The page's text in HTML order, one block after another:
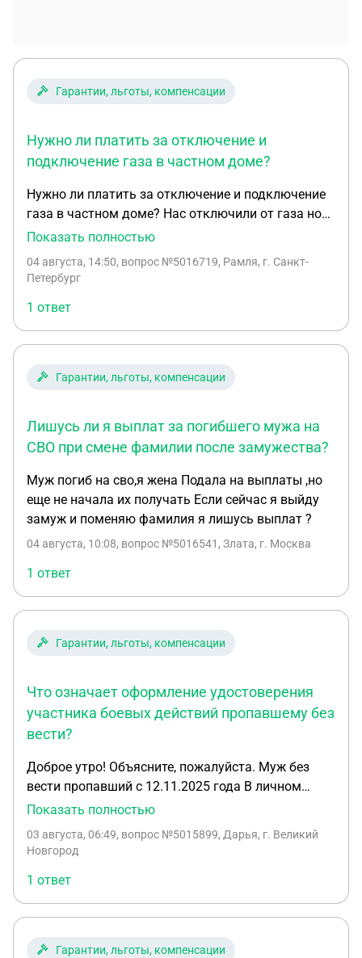
Гарантии, льготы, компенсации
Нужно ли платить за отключение и
подключение газа в частном доме?
Нужно ли платить за отключение и подключение
газа в частном доме? Нас отключили от газа но
мы пока не дома соседка званила и она сказала
и оплатили какуюта сумму ПТО оплатили
и подключение . А сейчас что нам делать опять и
за отключение иподключение платить? Они себе
зарплаты делают этим наверное
Показать полностью
04 августа, 14:50, вопрос №5016719, Рамля, г. Санкт-
Петербург
1 ответ
Гарантии, льготы, компенсации
Лишусь ли я выплат за погибшего мужа на
СВО при смене фамилии после замужества?
Муж погиб на сво,я жена Подала на выплаты ,но
еще не начала их получать Если сейчас я выйду
замуж и поменяю фамилия я лишусь выплат ?
04 августа, 10:08, вопрос №5016541, Злата, г. Москва
1 ответ
Гарантии, льготы, компенсации
Что означает оформление удостоверения
участника боевых действий пропавшему без
вести?
Доброе утро! Объясните, пожалуйста. Муж без
вести пропавший с 12.11.2025 года В личном
кабинете военнослужащего отображается
которые оформлено 06.03.2026 года Что это
Показать полностью
03 августа, 06:49, вопрос №5015899, Дарья, г. Великий
Новгород
1 ответ
Гарантии, льготы, компенсации